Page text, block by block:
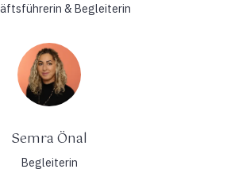
& Begleiterin
Semra Önal
Begleiterin